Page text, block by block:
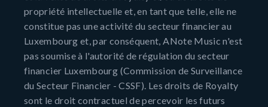
propriété intellectuelle et, en tant que telle, elle ne
constitue pas une activité du secteur financier au
Luxembourg et, par conséquent, ANote Music n'est
pas soumise à l'autorité de régulation du secteur
financier Luxembourg (Commission de Surveillance
du Secteur Financier - CSSF). Les droits de Royalty
sont le droit contractuel de percevoir les futurs